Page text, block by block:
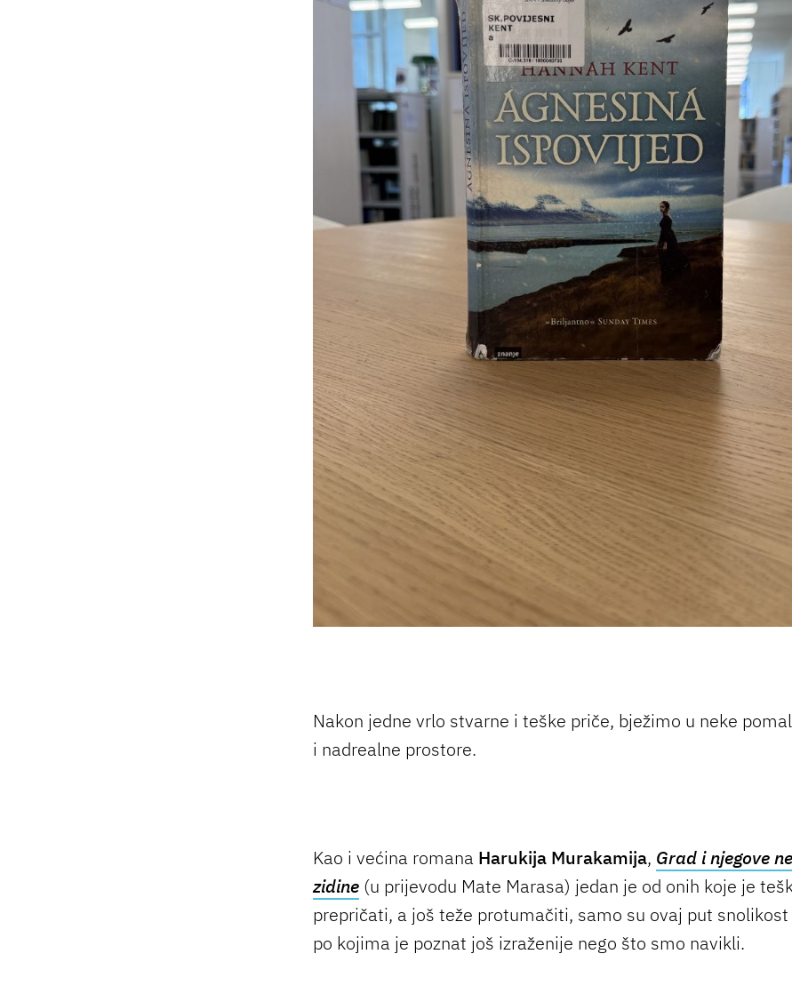
Nakon jedne vrlo stvarne i teške priče, bježimo u neke
i nadrealne prostore.
Kao i većina romana Harukija Murakamija, Grad i njegove
zidine (u prijevodu Mate Marasa) jedan je od onih koje je
prepričati, a još teže protumačiti, samo su ovaj put
po kojima je poznat još izraženije nego što smo navikli.